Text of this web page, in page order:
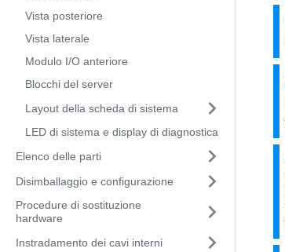
Vista posteriore
Vista laterale
Modulo I/O anteriore
Blocchi del server
Layout della scheda di sistema
LED di sistema e display di diagnostica
Elenco delle parti
Disimballaggio e configurazione
Procedure di sostituzione
hardware
Instradamento dei cavi interni